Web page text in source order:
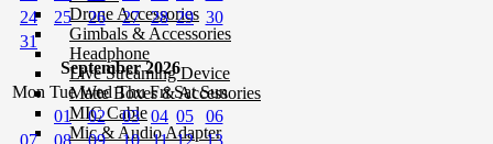
Drone Accessories
Gimbals & Accessories
Headphone
Live Streaming Device
Matte Boxes & Accessories
MIC Cable
Mic & Audio Adapter
24
25 26 27 28 29
30
31
September 2026
Mon Tue Wed Thu Fri Sat Sun
01
02 03 04 05
06
07
08 09 10 11 12
13